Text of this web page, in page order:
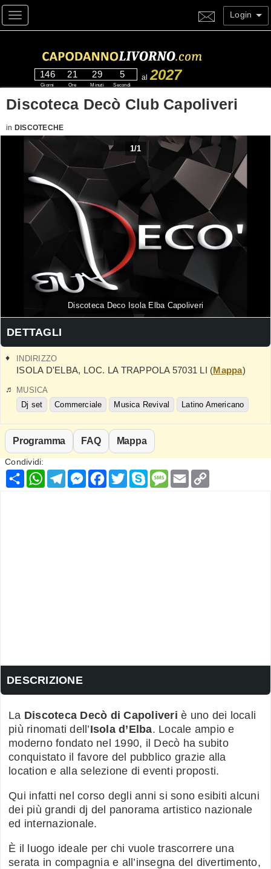
Toggle navigation Login
146
Giorni
21
Ore
29
Minuti
5
Secondi
al 2027
Discoteca Decò Club Capoliveri
in DISCOTECHE
1/1
Discoteca Deco Isola Elba Capoliveri
DETTAGLI
INDIRIZZO
ISOLA D'ELBA, LOC. LA TRAPPOLA 57031 LI (Mappa)
MUSICA
Dj set
Commerciale Musica Revival Latino Americano
Programma FAQ Mappa
Condividi:
Condividi
WhatsApp
Telegram
Messenger
Facebook
TwitterSkypeMessage
Email
DESCRIZIONE
La Discoteca Decò di Capoliveri è uno dei locali
più rinomati dell’Isola d’Elba. Locale ampio e
moderno fondato nel 1990, il Decò ha subito
conquistato il favore del pubblico grazie alla
location e alla selezione di eventi proposti.
Qui infatti nel corso degli anni si sono esibiti alcuni
dei più grandi dj del panorama artistico nazionale
ed internazionale.
È il luogo ideale per chi vuole trascorrere una
serata in compagnia e all’insegna del divertimento,